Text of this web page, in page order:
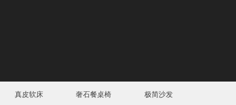
真皮软床 奢石餐桌椅 极简沙发